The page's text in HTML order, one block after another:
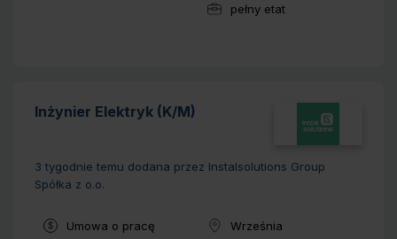
Wymiar pracy:
pełny etat
Inżynier Elektryk (K/M)
3 tygodnie temu dodana przez Instalsolutions Group
Spółka z o.o.
Typ umowy:
Umowa o pracę Lokalizacja:
Września